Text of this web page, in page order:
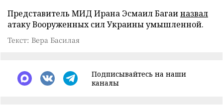
Представитель МИД Ирана Эсмаил Багаиназвал
атаку Вооруженных сил Украины умышленной.
Текст: Вера Басилая
Подписывайтесь на наши
каналы